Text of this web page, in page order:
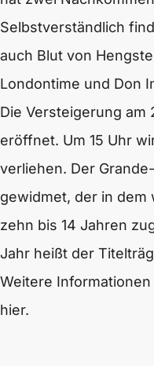
Selbstverständlich
auch Blut von
Londontime und Don
Die Versteigerung am
eröffnet. Um 15 Uhr
verliehen. Der
gewidmet, der in dem
zehn bis 14 Jahren
Jahr heißt der
Weitere
hier.